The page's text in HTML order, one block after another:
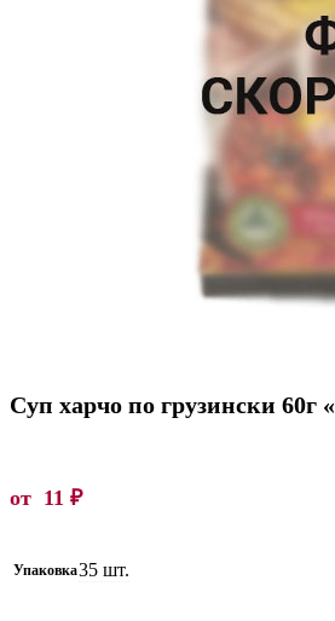
Суп харчо по грузински 60г
от 11 ₽
Упаковка35 шт.